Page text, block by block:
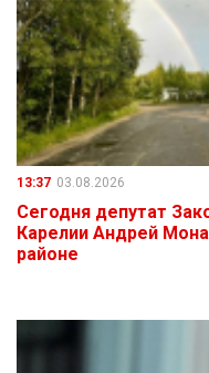
13:37 03.08.2026
Сегодня депутат
Карелии Андрей
районе